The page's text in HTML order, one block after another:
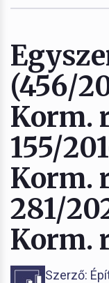
(456/
Korm.
155/
Korm.
281/
Korm.
Szerző: